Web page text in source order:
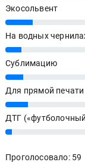
Экосольвент
12%
На водных
7%
Сублимацию
8%
Для прямой печати
10%
ДТГ
3%
Проголосовало: 59